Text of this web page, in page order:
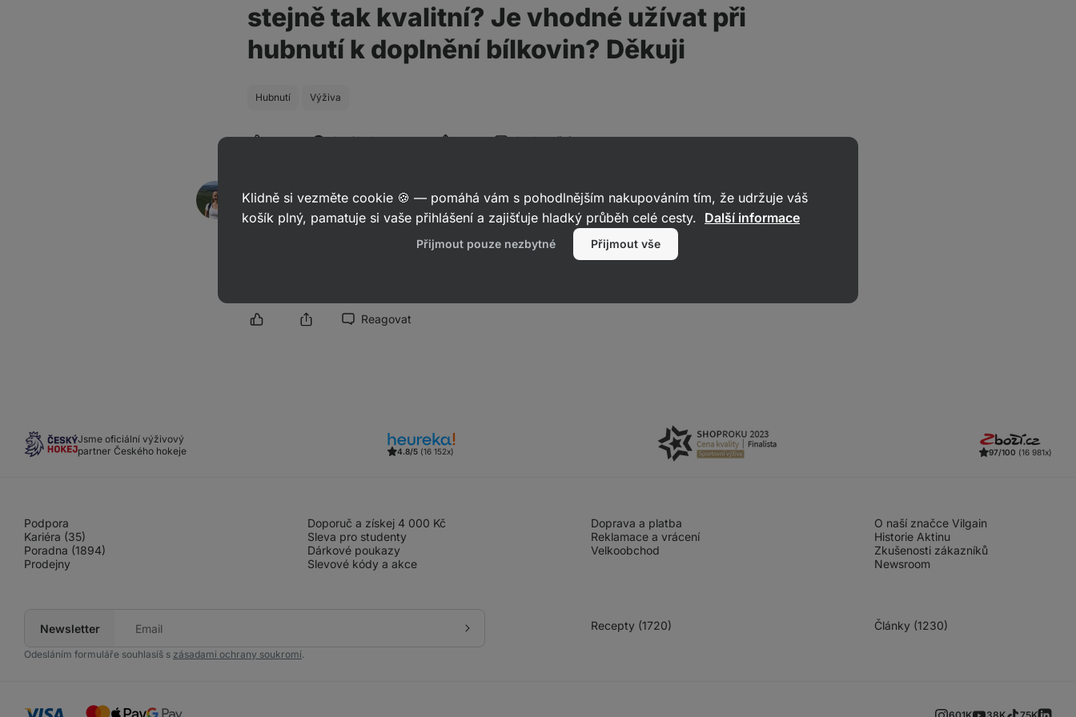
stejně tak kvalitní? Je vhodné užívat při
hubnutí k doplnění bílkovin? Děkuji
Hubnutí Výživa
1 • Sledovat 1 odpověď
odpověděl(a) 20. 09. 2024
ID: Aa92a029d4aa46a79
Dobrý den, co se týče kvality proteinu, bude záležet na konkrétním přípravku, výrobci atd. Pokud se ale
, jedná se o stejně kvalitní přípravek jako Vilgain Grass‑Fed
Reagovat
Jsme oficiální výživový
partner Českého hokeje
4.8/5 (16 152x) 97/100 (16 981x)
Podpora
Kariéra (35)
Poradna (1894)
Prodejny
Doporuč a získej 4 000 Kč
Sleva pro studenty
Dárkové poukazy
Slevové kódy a akce
Doprava a platba
Reklamace a vrácení
Velkoobchod
O naší značce Vilgain
Historie Aktinu
Zkušenosti zákazníků
Newsroom
Newsletter
mail
Přihlásit
Odesláním formuláře souhlasíš s zásadami ochrany soukromí.
Recepty (1720) Články (1230)
Klidně si vezměte cookie 🍪 — pomáhá vám s pohodlnějším nakupováním tím, že udržuje váš
košík plný, pamatuje si vaše přihlášení a zajišťuje hladký průběh celé cesty. Další informace
Přijmout pouze nezbytné Přijmout vše